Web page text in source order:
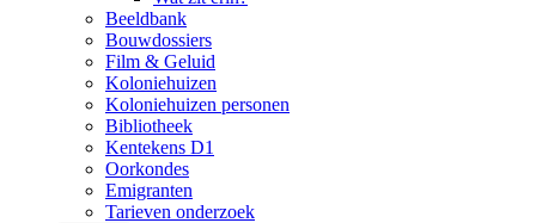
Beeldbank
Bouwdossiers
Film & Geluid
Koloniehuizen
Koloniehuizen personen
Bibliotheek
Kentekens D1
Oorkondes
Emigranten
Tarieven onderzoek